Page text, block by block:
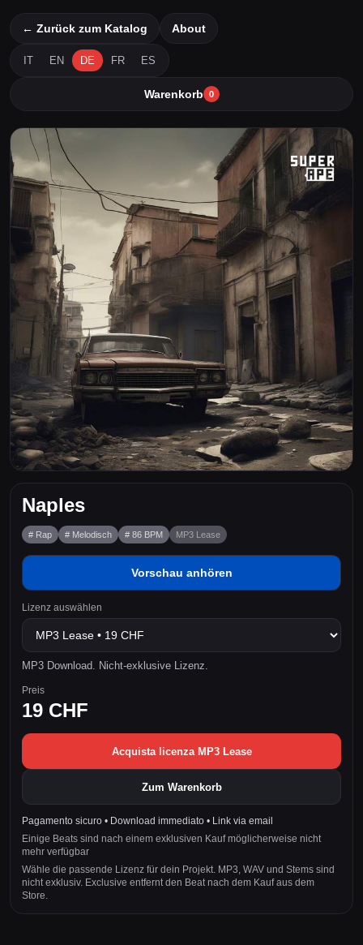
← Zurück zum Katalog About
IT EN DE FR ES
Warenkorb 0
Naples
# Rap # Melodisch # 86 BPM MP3 Lease
Vorschau anhören
Lizenz auswählen
MP3 Download. Nicht-exklusive Lizenz.
Preis
19 CHF
Acquista licenza MP3 Lease
Zum Warenkorb
Pagamento sicuro • Download immediato • Link via email
Einige Beats sind nach einem exklusiven Kauf möglicherweise nicht
mehr verfügbar
Wähle die passende Lizenz für dein Projekt. MP3, WAV und Stems sind
nicht exklusiv. Exclusive entfernt den Beat nach dem Kauf aus dem
Store.